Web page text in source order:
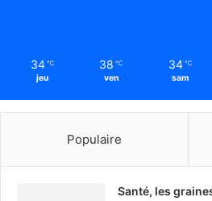
34 ℃
jeu
38 ℃
ven
34 ℃
sam
Populaire
Santé, les